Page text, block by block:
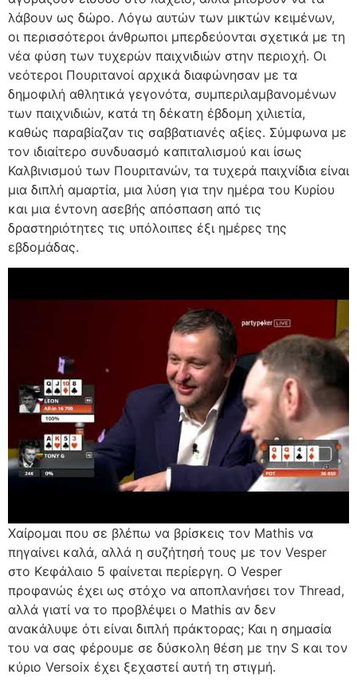
λάβουν ως δώρο. Λόγω αυτών των μικτών κειμένων,
οι περισσότεροι άνθρωποι μπερδεύονται σχετικά με τη
νέα φύση των τυχερών παιχνιδιών στην περιοχή. Οι
νεότεροι Πουριτανοί αρχικά διαφώνησαν με τα
δημοφιλή αθλητικά γεγονότα, συμπεριλαμβανομένων
των παιχνιδιών, κατά τη δέκατη έβδομη χιλιετία,
καθώς παραβίαζαν τις σαββατιανές αξίες. Σύμφωνα με
τον ιδιαίτερο συνδυασμό καπιταλισμού και ίσως
Καλβινισμού των Πουριτανών, τα τυχερά παιχνίδια είναι
μια διπλή αμαρτία, μια λύση για την ημέρα του Κυρίου
και μια έντονη ασεβής απόσπαση από τις
δραστηριότητες τις υπόλοιπες έξι ημέρες της
εβδομάδας.
Χαίρομαι που σε βλέπω να βρίσκεις τον Mathis να
πηγαίνει καλά, αλλά η συζήτησή τους με τον Vesper
στο Κεφάλαιο 5 φαίνεται περίεργη. Ο Vesper
προφανώς έχει ως στόχο να αποπλανήσει τον Thread,
αλλά γιατί να το προβλέψει ο Mathis αν δεν
ανακάλυψε ότι είναι διπλή πράκτορας; Και η σημασία
του να σας φέρουμε σε δύσκολη θέση με την S και τον
κύριο Versoix έχει ξεχαστεί αυτή τη στιγμή.